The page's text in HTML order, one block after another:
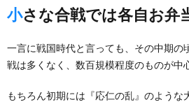
小さな合戦では各自お
一言に戦国時代と言っても、その中期の
戦は多くなく、数百規模程度のものが中
もちろん初期には『応仁の乱』のような